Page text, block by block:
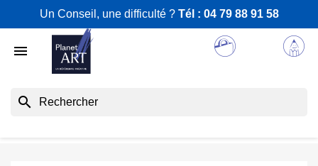
Un Conseil, une difficulté ? Tél : 04 79 88 91 58

search